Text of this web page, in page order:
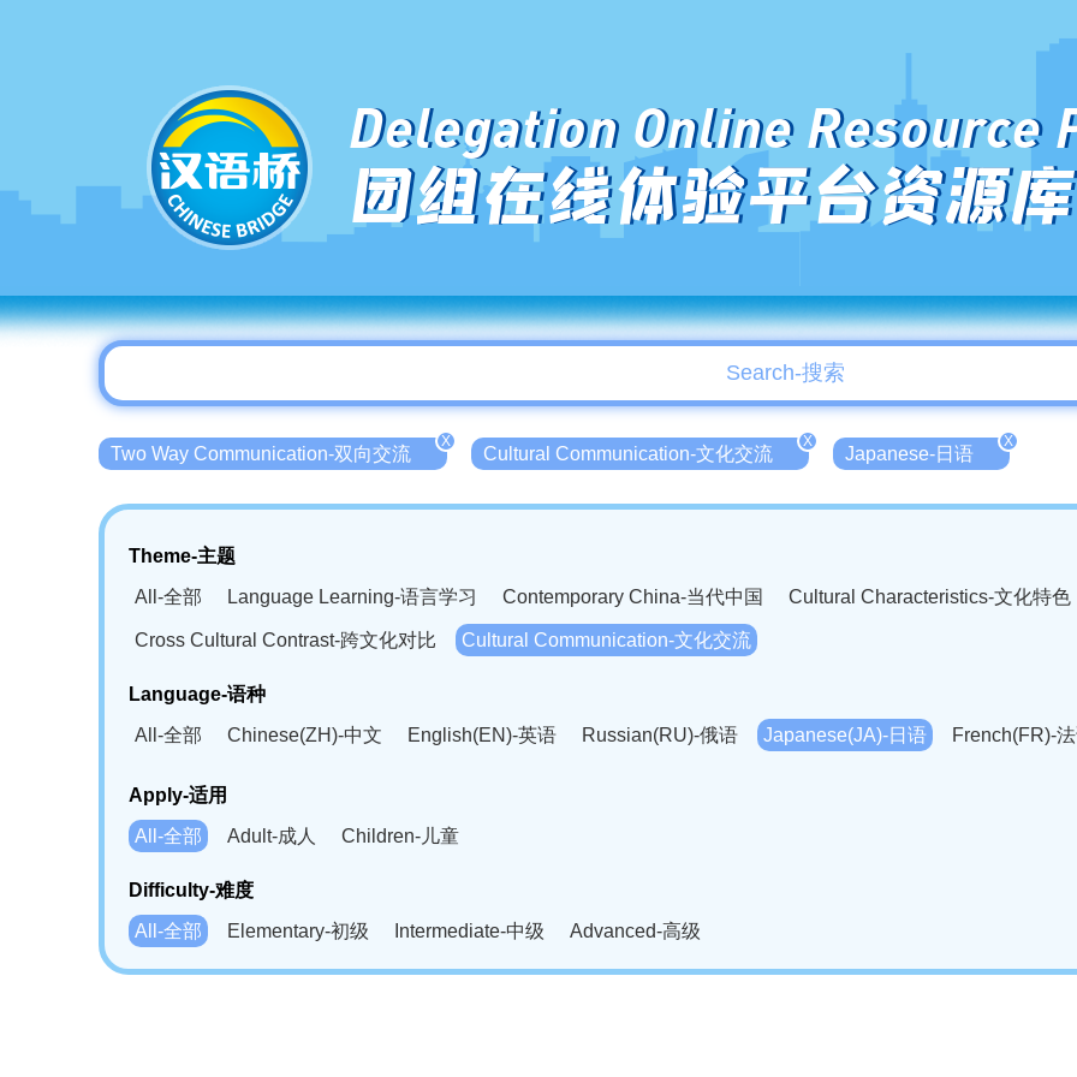
Delegation Online Resource
团组在线体验平台资源库
Two Way Communication-双向交流
X
Cultural Communication-文化交流
X
Japanese-日语
X
Theme-主题
All-全部
Language Learning-语言学习 Contemporary China-当代中国 Cultural Characteristics-文化特色
Cross Cultural Contrast-跨文化对比 Cultural Communication-文化交流
Language-语种
All-全部
Chinese(ZH)-中文 English(EN)-英语 Russian(RU)-俄语 Japanese(JA)-日语
French(FR)-
Bahasa Melayu(MS)-马来语
Swahili(SW)-斯瓦西里语
Kampuchea(KH)-柬埔寨语
Apply-适用
All-全部
Adult-成人 Children-儿童
Difficulty-难度
All-全部
Elementary-初级 Intermediate-中级 Advanced-高级